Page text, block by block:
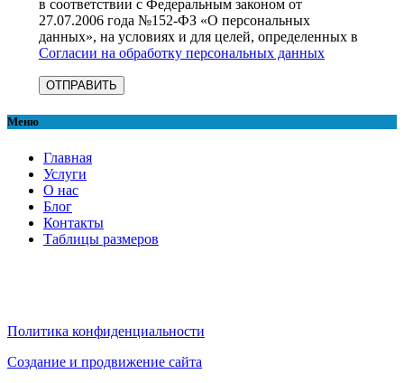
в соответствии с Федеральным законом от
27.07.2006 года №152-ФЗ «О персональных
данных», на условиях и для целей, определенных в
Согласии на обработку персональных данных
Меню
Главная
Услуги
О нас
Блог
Контакты
Таблицы размеров
Политика конфиденциальности
Создание и продвижение сайта